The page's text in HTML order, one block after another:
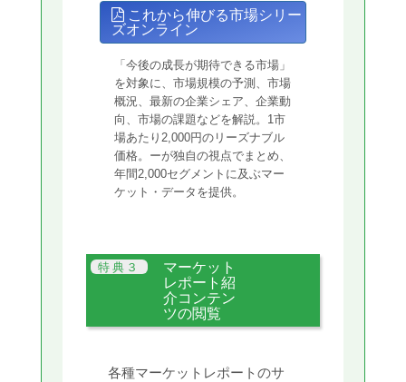
これから伸びる市場シリー
ズオンライン
「今後の成長が期待できる市場」
を対象に、市場規模の予測、市場
概況、最新の企業シェア、企業動
向、市場の課題などを解説。1市
場あたり2,000円のリーズナブル
価格。ーが独自の視点でまとめ、
年間2,000セグメントに及ぶマー
ケット・データを提供。
マーケット
レポート紹
介コンテン
ツの閲覧
各種マーケットレポートのサ